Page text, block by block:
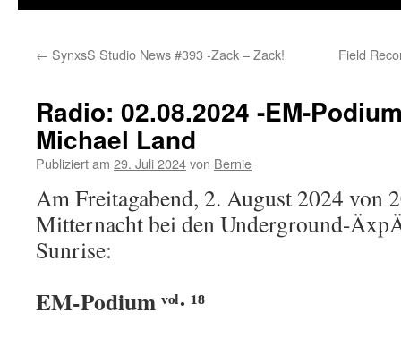
← SynxsS Studio News #393 -Zack – Zack! Field
Radio: 02.08.2024 -EM-
Michael Land
Publiziert am 29. Juli 2024von Bernie
Am Freitagabend, 2. August 2024 von
Mitternacht bei den Underground-
Sunrise:
EM-Podium ᵛᵒˡ‧ ¹⁸